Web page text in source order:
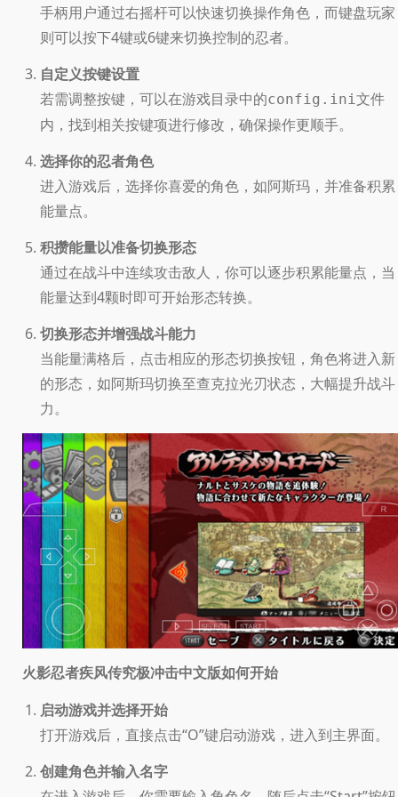
手柄用户通过右摇杆可以快速切换操作角色，而键盘玩家
则可以按下4键或6键来切换控制的忍者。
自定义按键设置
若需调整按键，可以在游戏目录中的config.ini 文件
内，找到相关按键项进行修改，确保操作更顺手。
选择你的忍者角色
进入游戏后，选择你喜爱的角色，如阿斯玛，并准备积累
能量点。
积攒能量以准备切换形态
通过在战斗中连续攻击敌人，你可以逐步积累能量点，当
能量达到4颗时即可开始形态转换。
切换形态并增强战斗能力
当能量满格后，点击相应的形态切换按钮，角色将进入新
的形态，如阿斯玛切换至查克拉光刃状态，大幅提升战斗
力。
火影忍者疾风传究极冲击中文版如何开始
启动游戏并选择开始
打开游戏后，直接点击“O”键启动游戏，进入到主界面。
创建角色并输入名字